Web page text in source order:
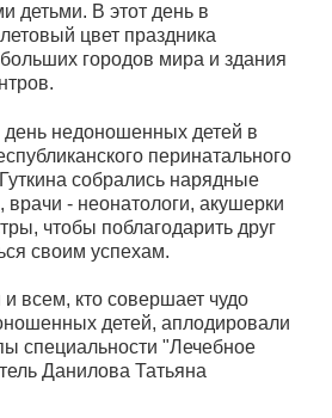
детьми. В этот день в
цвет праздника
городов мира и здания
недоношенных детей в
перинатального
собрались нарядные
врачи - неонатологи, акушерки
чтобы поблагодарить друг
своим успехам.
всем, кто совершает чудо
детей, аплодировали
специальности "Лечебное
Данилова Татьяна